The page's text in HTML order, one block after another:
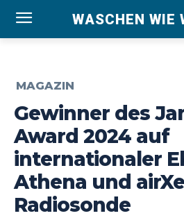
WASCHEN WIE
MAGAZIN
Gewinner des
Award 2024 auf
internationaler
Athena und
Radiosonde